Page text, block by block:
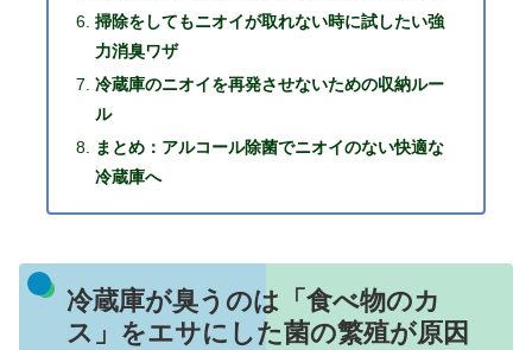
掃除をしてもニオイが取れない時に試したい強
力消臭ワザ
冷蔵庫のニオイを再発させないための収納ルー
ル
まとめ：アルコール除菌でニオイのない快適な
冷蔵庫へ
冷蔵庫が臭うのは「食べ物のカ
ス」をエサにした菌の繁殖が原因